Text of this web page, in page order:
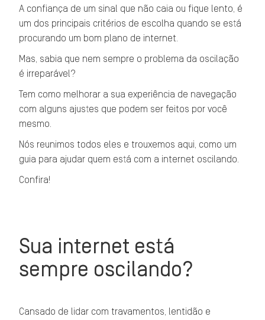
A confiança de um sinal que não caia ou fique lento, é
um dos principais critérios de escolha quando se está
procurando um bom plano de internet.
Mas, sabia que nem sempre o problema da oscilação
é irreparável?
Tem como melhorar a sua experiência de navegação
com alguns ajustes que podem ser feitos por você
mesmo.
Nós reunimos todos eles e trouxemos aqui, como um
guia para ajudar quem está com a internet oscilando.
Confira!
Sua internet está
sempre oscilando?
Cansado de lidar com travamentos, lentidão e